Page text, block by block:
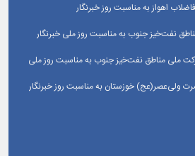
اهواز به مناسبت روز خبرنگار
نفت‌خیز جنوب به مناسبت روز ملی خبرنگار
ملی مناطق نفت‌خیز جنوب به مناسبت روز ملی
ولی‌عصر(عج) خوزستان به مناسبت روز خبرنگار